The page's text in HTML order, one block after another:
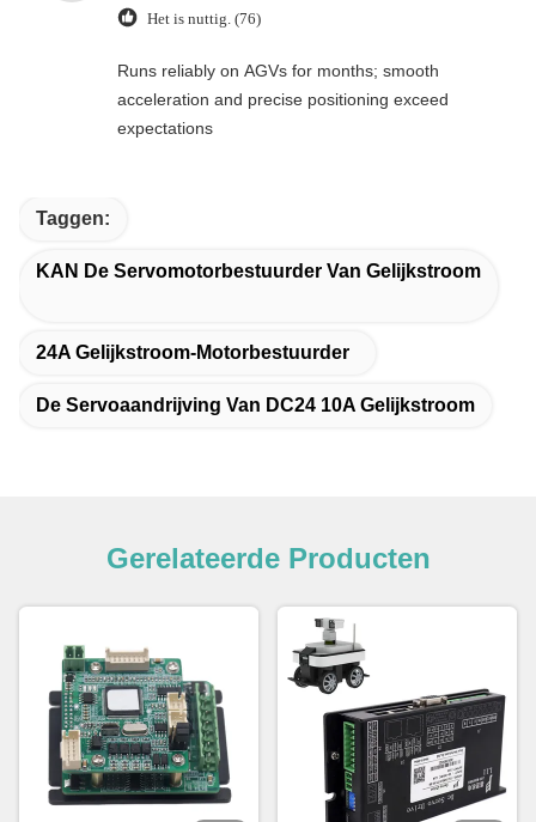
Het is nuttig. (76)
Runs reliably on AGVs for months; smooth
acceleration and precise positioning exceed
expectations
Taggen:
KAN De Servomotorbestuurder Van Gelijkstroom
24A Gelijkstroom-Motorbestuurder
De Servoaandrijving Van DC24 10A Gelijkstroom
Gerelateerde Producten